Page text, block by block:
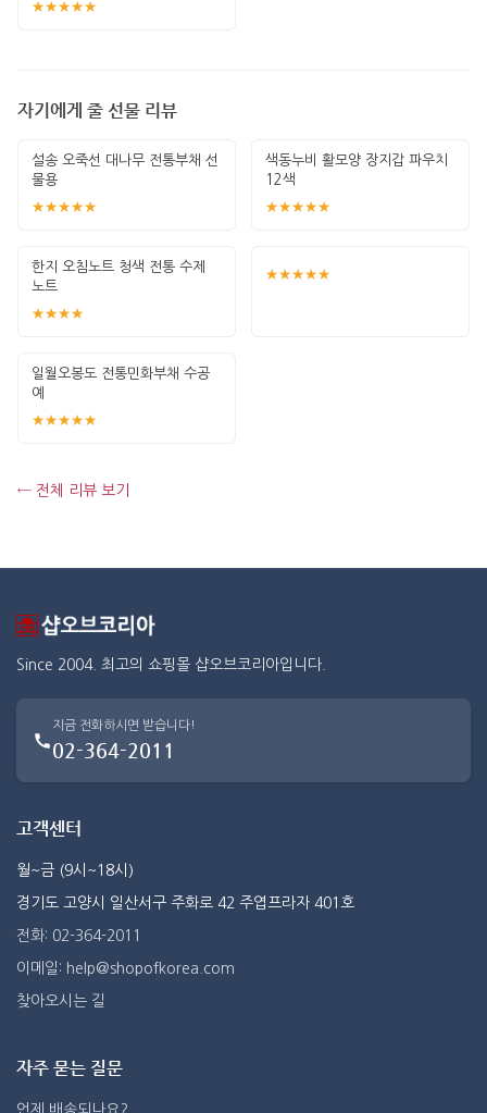
★★★★★
자기에게 줄 선물 리뷰
설송 오죽선 대나무 전통부채 선
물용
★★★★★
색동누비 활모양 장지갑 파우치
12색
★★★★★
한지 오침노트 청색 전통 수제
노트
★★★★
★★★★★
일월오봉도 전통민화부채 수공
예
★★★★★
← 전체 리뷰 보기
Since 2004. 최고의 쇼핑몰 샵오브코리아입니다.
지금 전화하시면 받습니다!
02-364-2011
고객센터
월~금 (9시~18시)
경기도 고양시 일산서구 주화로 42 주엽프라자 401호
전화: 02-364-2011
이메일: help@shopofkorea.com
찾아오시는 길
자주 묻는 질문
언제 배송되나요?